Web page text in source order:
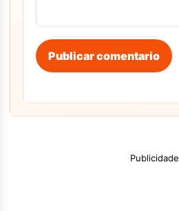
Publicar comentario
Publicidade